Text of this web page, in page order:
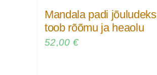
Mandala padi jõuludeks
toob rõõmu ja heaolu
52,00 €